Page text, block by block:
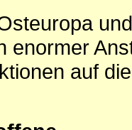
enormer
auf